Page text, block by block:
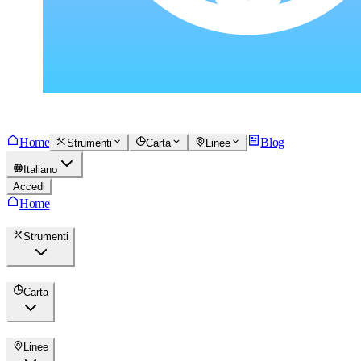
Home
Strumenti Carta Linee Blog
Italiano
Accedi
Home
Strumenti
Carta
Linee